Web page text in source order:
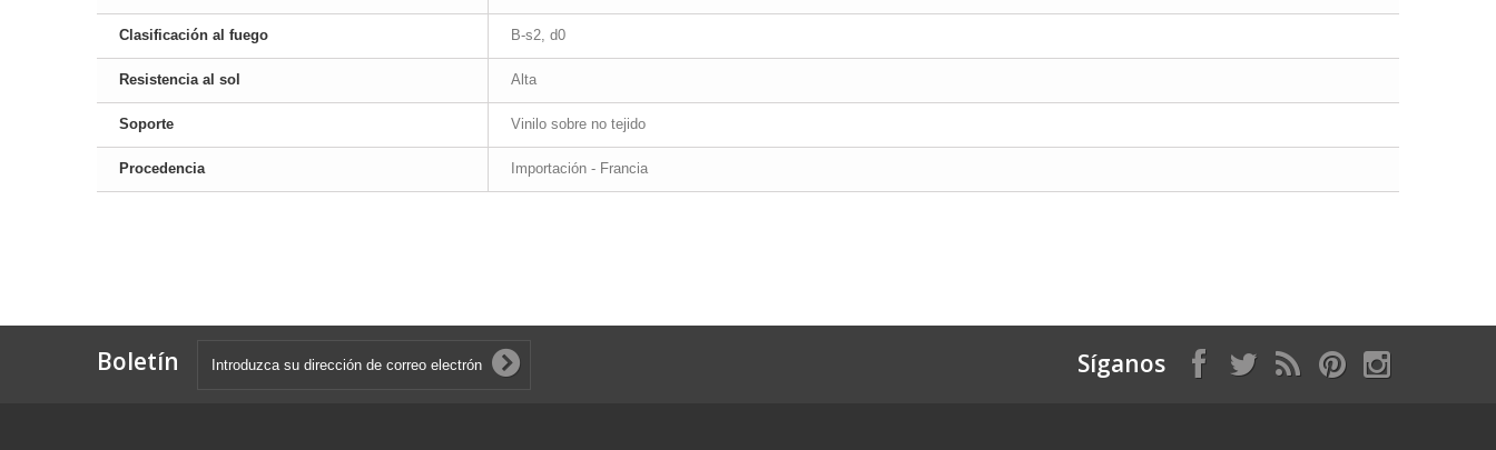
Clasificación al fuego B-s2, d0
Resistencia al sol Alta
Soporte Vinilo sobre no tejido
Procedencia Importación - Francia
Boletín Síganos